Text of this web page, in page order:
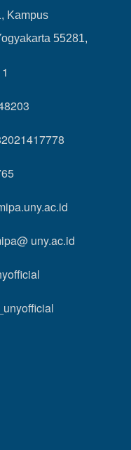
Kampus
55281,
uny.ac.id